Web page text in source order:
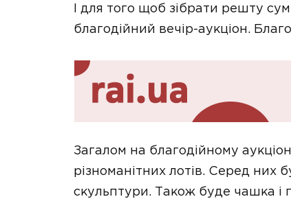
І для того щоб зібрати решту
благодійний вечір-аукціон.
Загалом на благодійному
різноманітних лотів. Серед них
скульптури. Також буде чашка і